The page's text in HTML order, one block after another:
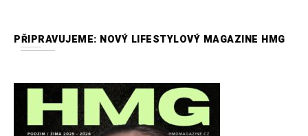
PŘIPRAVUJEME: NOVÝ LIFESTYLOVÝ MAGAZINE HMG